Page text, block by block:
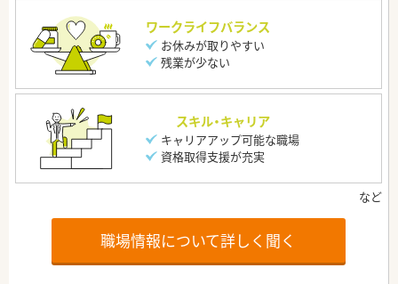
ワークライフバランス
お休みが取りやすい
残業が少ない
スキル・キャリア
キャリアアップ可能な職場
資格取得支援が充実
職場情報について詳しく聞く